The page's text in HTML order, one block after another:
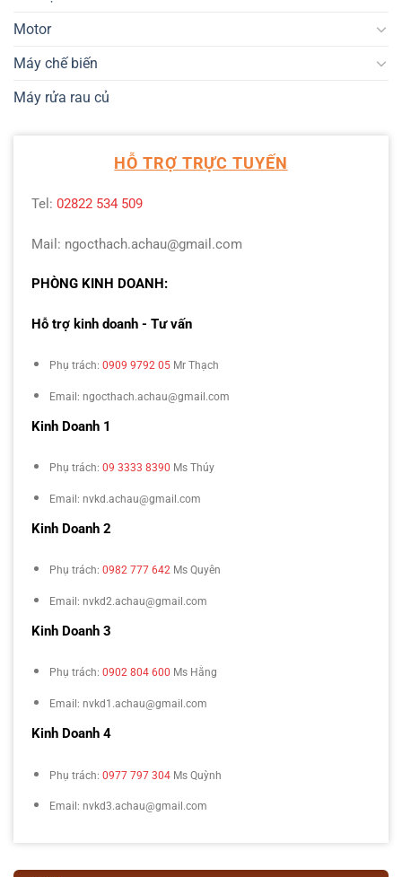
Motor
Máy chế biến
Máy rửa rau củ
HỖ TRỢ TRỰC TUYẾN
Tel: 02822 534 509
Mail: ngocthach.achau@gmail.com
PHÒNG KINH DOANH:
Hỗ trợ kinh doanh - Tư vấn
Phụ trách: 0909 9792 05 Mr Thạch
Email: ngocthach.achau@gmail.com
Kinh Doanh 1
Phụ trách: 09 3333 8390 Ms Thúy
Email: nvkd.achau@gmail.com
Kinh Doanh 2
Phụ trách: 0982 777 642 Ms Quyên
Email: nvkd2.achau@gmail.com
Kinh Doanh 3
Phụ trách: 0902 804 600 Ms Hằng
Email: nvkd1.achau@gmail.com
Kinh Doanh 4
Phụ trách: 0977 797 304 Ms Quỳnh
Email: nvkd3.achau@gmail.com